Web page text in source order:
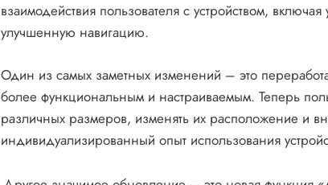
взаимодействия пользователя с устройством,
улучшенную навигацию.
Один из самых заметных изменений – это
более функциональным и настраиваемым. Теперь
различных размеров, изменять их расположение и
индивидуализированный опыт использования